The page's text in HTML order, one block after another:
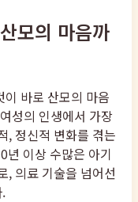
모의 마음까
바로 산모의 마음
성의 인생에서 가장
, 정신적 변화를 겪는
년 이상 수많은 아기
, 의료 기술을 넘어선